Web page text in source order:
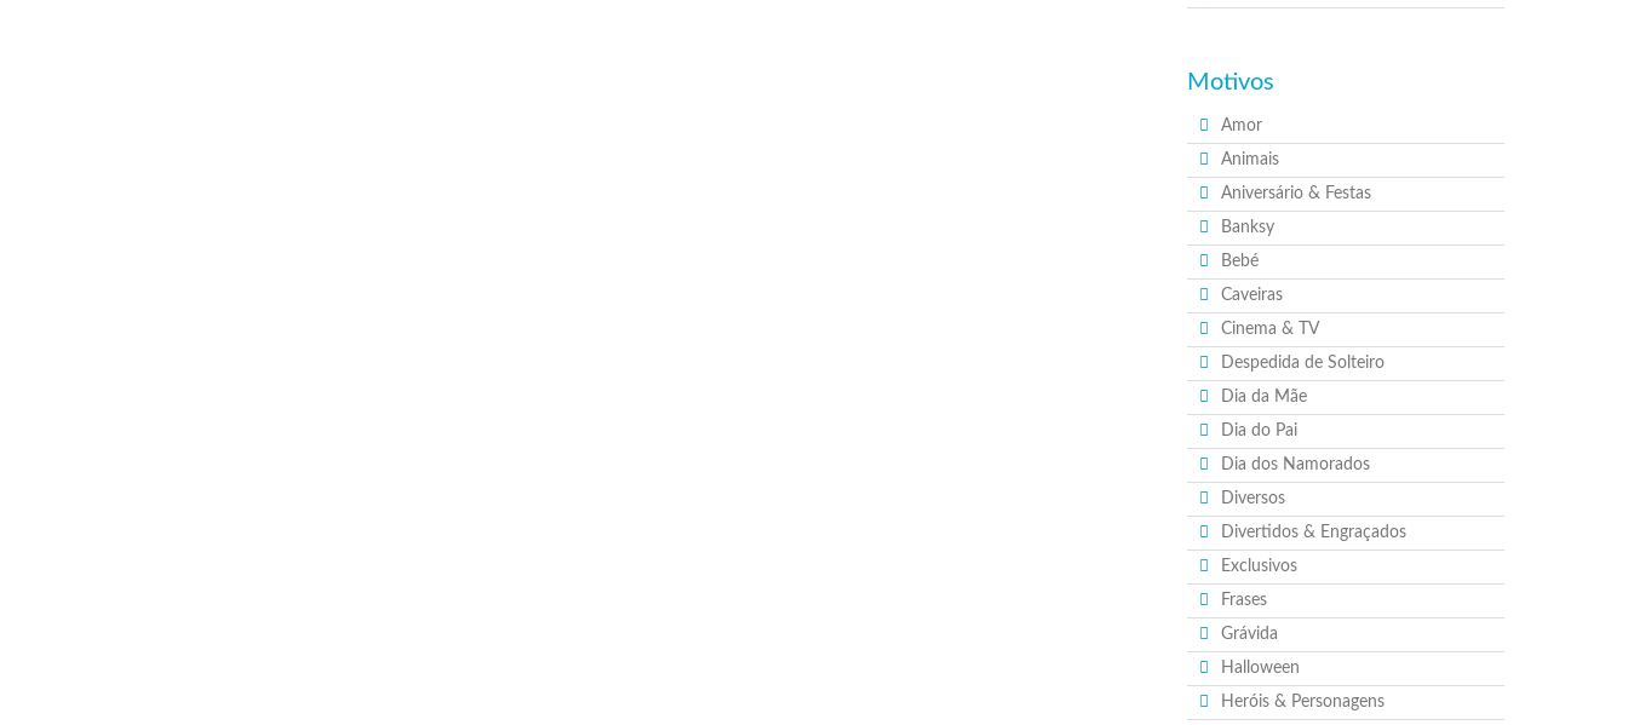
Motivos
Amor
Animais
Aniversário & Festas
Banksy
Bebé
Caveiras
Cinema & TV
Despedida de Solteiro
Dia da Mãe
Dia do Pai
Dia dos Namorados
Diversos
Divertidos & Engraçados
Exclusivos
Frases
Grávida
Halloween
Heróis & Personagens